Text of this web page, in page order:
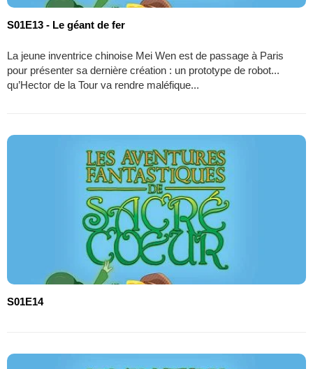
S01E13 - Le géant de fer
La jeune inventrice chinoise Mei Wen est de passage à Paris
pour présenter sa dernière création : un prototype de robot...
qu’Hector de la Tour va rendre maléfique...
S01E14